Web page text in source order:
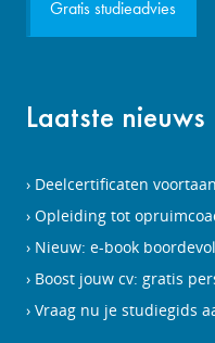
Gratis studieadvies
Laatste nieuws
Deelcertificaten
Opleiding tot
Nieuw: e-book
Boost jouw cv: gratis
Vraag nu je studiegids